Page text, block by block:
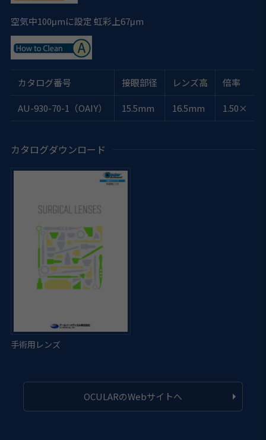
空気中100μmに設定 虹彩上67μm
カタログ番号 接眼部径 レンズ高 倍率
AU-930-70-1（OAIY） 15.5mm 16.5mm 1.50×
カタログダウンロード
OCULARのWebサイトへ